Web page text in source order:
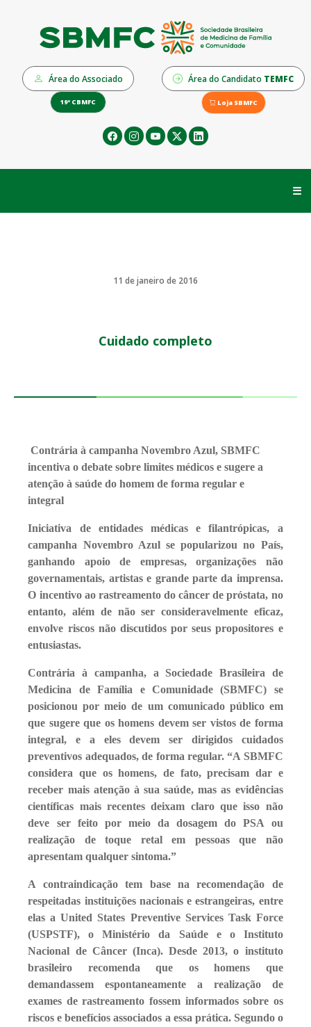
Área do Associado Área do Candidato TEMFC
19º CBMFC Loja SBMFC
☰
11 de janeiro de 2016
Cuidado completo
Contrária à campanha Novembro Azul, SBMFC
incentiva o debate sobre limites médicos e sugere a
atenção à saúde do homem de forma regular e
integral
Iniciativa de entidades médicas e filantrópicas, a
campanha Novembro Azul se popularizou no País,
ganhando apoio de empresas, organizações não
governamentais, artistas e grande parte da imprensa.
O incentivo ao rastreamento do câncer de próstata, no
entanto, além de não ser consideravelmente eficaz,
envolve riscos não discutidos por seus propositores e
entusiastas.
Contrária à campanha, a Sociedade Brasileira de
Medicina de Família e Comunidade (SBMFC) se
posicionou por meio de um comunicado público em
que sugere que os homens devem ser vistos de forma
integral, e a eles devem ser dirigidos cuidados
preventivos adequados, de forma regular. “A SBMFC
considera que os homens, de fato, precisam dar e
receber mais atenção à sua saúde, mas as evidências
científicas mais recentes deixam claro que isso não
deve ser feito por meio da dosagem do PSA ou
realização de toque retal em pessoas que não
apresentam qualquer sintoma.”
A contraindicação tem base na recomendação de
respeitadas instituições nacionais e estrangeiras, entre
elas a United States Preventive Services Task Force
(USPSTF), o Ministério da Saúde e o Instituto
Nacional de Câncer (Inca). Desde 2013, o instituto
brasileiro recomenda que os homens que
demandassem espontaneamente a realização de
exames de rastreamento fossem informados sobre os
riscos e benefícios associados a essa prática. Segundo o